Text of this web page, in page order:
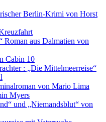
Berlin-Krimi von Horst
Roman aus Dalmatien von
Cabin 10
: „Die Mittelmeerreise“
von Mario Lima
Myers
und „Niemandsblut“ von